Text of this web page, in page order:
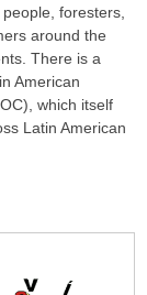
foresters,
around the
There is a
American
which itself
Latin American